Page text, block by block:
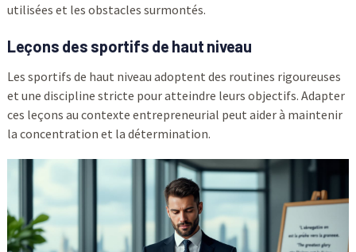
utilisées et les obstacles surmontés.
Leçons des sportifs de haut niveau
Les sportifs de haut niveau adoptent des routines rigoureuses
et une discipline stricte pour atteindre leurs objectifs. Adapter
ces leçons au contexte entrepreneurial peut aider à maintenir
la concentration et la détermination.